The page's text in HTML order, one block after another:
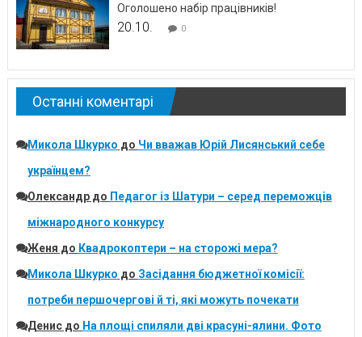
Оголошено набір працівників!
20.10. 0
Останні коментарі
Микола Шкурко до Чи вважав Юрій Лисянський себе
українцем?
Олександрдо Педагог із Шатури – серед переможців
міжнародного конкурсу
Женя до Квадрокоптери – на сторожі мера?
Микола Шкурко до Засідання бюджетної комісії:
потреби першочергові й ті, які можуть почекати
Денисдо На площі спиляли дві красуні-ялини. Фото